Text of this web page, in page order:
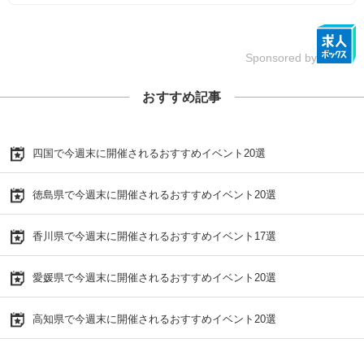
Sponsored by
おすすめ記事
四国で今週末に開催されるおすすめイベント20選
徳島県で今週末に開催されるおすすめイベント20選
香川県で今週末に開催されるおすすめイベント17選
愛媛県で今週末に開催されるおすすめイベント20選
高知県で今週末に開催されるおすすめイベント20選